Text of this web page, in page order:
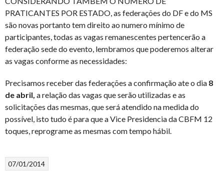
PRATICANTES POR ESTADO, as federações do DF e do MS
são novas portanto tem direito ao numero mínimo de
participantes, todas as vagas remanescentes pertencerão a
federação sede do evento, lembramos que poderemos alterar
as vagas conforme as necessidades:
Precisamos receber das federações a confirmação ate o dia 8
de abril, a relação das vagas que serão utilizadas e as
solicitações das mesmas, que será atendido na medida do
possível, isto tudo é para que a Vice Presidencia da CBFM 12
toques, reprograme as mesmas com tempo hábil.
07/01/2014